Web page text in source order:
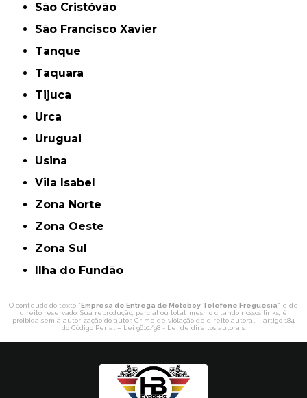
São Cristóvão
São Francisco Xavier
Tanque
Taquara
Tijuca
Urca
Uruguai
Usina
Vila Isabel
Zona Norte
Zona Oeste
Zona Sul
ilha do Fundão
O conteúdo do texto "Empresa de Entrega de Motoboy Telefone Freguesia" é de
direito reservado. Sua reprodução, parcial ou total, mesmo citando nossos links, é
proibida sem a autorização do autor. Crime de violação de direito autoral – artigo 184
do Código Penal – Lei 9610/98 - Lei de direitos autorais.